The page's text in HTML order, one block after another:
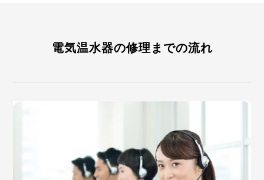
電気温水器の修理までの流れ